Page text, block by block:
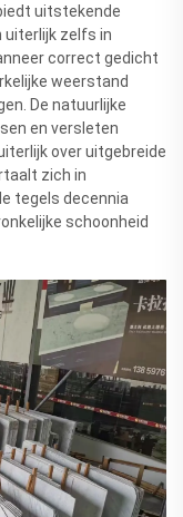
uitstekende
uiterlijk zelfs in
correct gedicht
weerstand
De natuurlijke
en versleten
over uitgebreide
zich in
tegels decennia
schoonheid